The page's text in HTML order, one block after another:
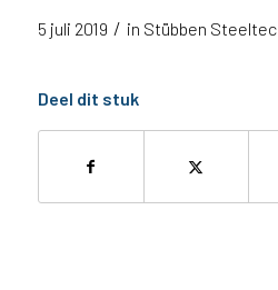
5 juli 2019 / in Stübben Steeltec
Deel dit stuk